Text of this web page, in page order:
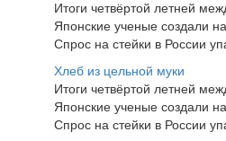
Итоги четвёртой летней
Японские ученые создали
Спрос на стейки в России
Хлеб из цельной муки
Итоги четвёртой летней
Японские ученые создали
Спрос на стейки в России